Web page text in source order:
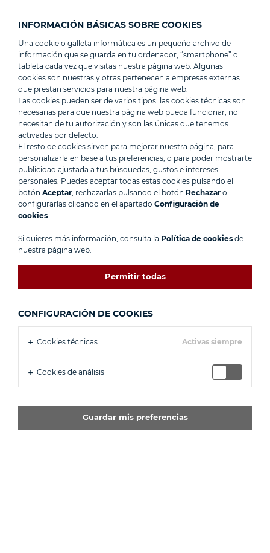
MENU
OUR VEHICLES
HOME » VEHICLES
FIND THE CAR OF YOUR DREAMS
INFORMACIÓN BÁSICAS SOBRE COOKIES
Una cookie o galleta informática es un pequeño archivo de
información que se guarda en tu ordenador, “smartphone” o
tableta cada vez que visitas nuestra página web. Algunas
cookies son nuestras y otras pertenecen a empresas externas
que prestan servicios para nuestra página web.
Las cookies pueden ser de varios tipos: las cookies técnicas son
necesarias para que nuestra página web pueda funcionar, no
necesitan de tu autorización y son las únicas que tenemos
activadas por defecto.
El resto de cookies sirven para mejorar nuestra página, para
personalizarla en base a tus preferencias, o para poder mostrarte
publicidad ajustada a tus búsquedas, gustos e intereses
personales. Puedes aceptar todas estas cookies pulsando el
botón Aceptar, rechazarlas pulsando el botón Rechazar o
configurarlas clicando en el apartado Configuración de
cookies.
Si quieres más información, consulta la Política de cookies de
nuestra página web.
Permitir todas
CONFIGURACIÓN DE COOKIES
Activas siempre
Cookies técnicas
Cookies de análisis
Guardar mis preferencias